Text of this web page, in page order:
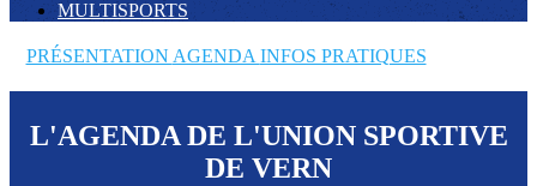
MULTISPORTS
PRÉSENTATION AGENDA INFOS PRATIQUES
L'AGENDA DE L'UNION SPORTIVE
DE VERN